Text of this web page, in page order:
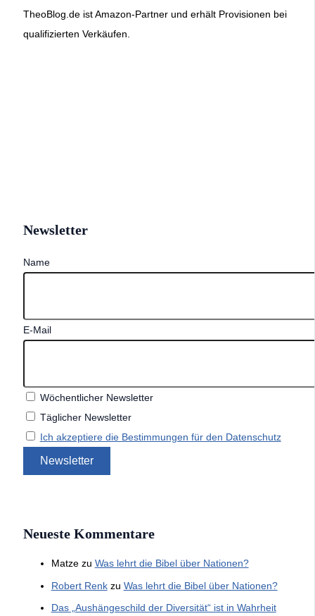
TheoBlog.de ist Amazon-Partner und erhält Provisionen bei
qualifizierten Verkäufen.
Newsletter
Name
E-Mail
Wöchentlicher Newsletter
Täglicher Newsletter
Ich akzeptiere die Bestimmungen für den Datenschutz
Neueste Kommentare
Matzezu Was lehrt die Bibel über Nationen?
Robert Renkzu Was lehrt die Bibel über Nationen?
Das „Aushängeschild der Diversität“ ist in Wahrheit